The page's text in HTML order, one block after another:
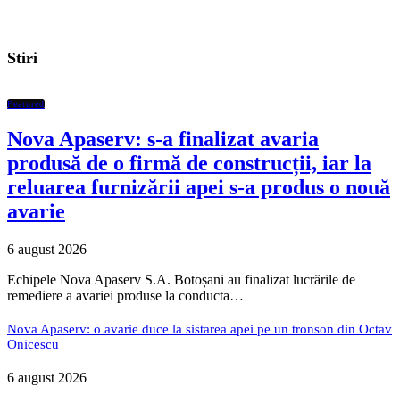
Stiri
Featured
Nova Apaserv: s-a finalizat avaria
produsă de o firmă de construcții, iar la
reluarea furnizării apei s-a produs o nouă
avarie
6 august 2026
Echipele Nova Apaserv S.A. Botoșani au finalizat lucrările de
remediere a avariei produse la conducta…
Nova Apaserv: o avarie duce la sistarea apei pe un tronson din Octav
Onicescu
6 august 2026